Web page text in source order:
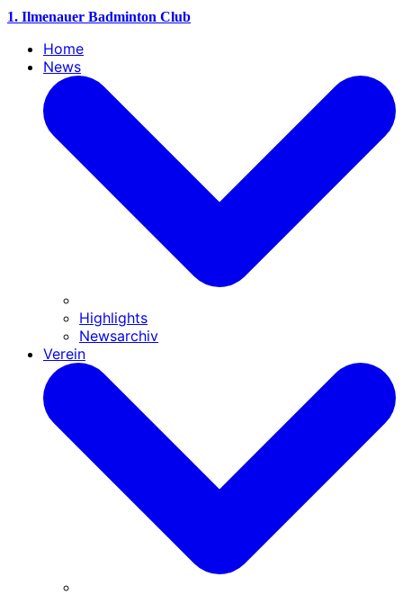
1. Ilmenauer Badminton Club
Home
News
Highlights
Newsarchiv
Verein